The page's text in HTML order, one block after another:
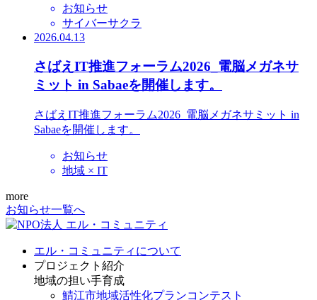
お知らせ
サイバーサクラ
2026.04.13
さばえIT推進フォーラム2026_電脳メガネサ
ミット in Sabaeを開催します。
さばえIT推進フォーラム2026_電脳メガネサミット in
Sabaeを開催します。
お知らせ
地域 × IT
more
お知らせ一覧へ
エル・コミュニティについて
プロジェクト紹介
地域の担い手育成
鯖江市地域活性化プランコンテスト